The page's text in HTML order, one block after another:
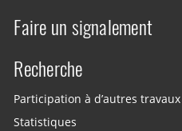
Faire un signalement
Recherche
Participation à d’autres
Statistiques